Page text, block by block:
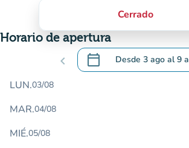
Cerrado
Horario de apertura
chevron_left calendar_today Desde 3 ago al9
.Abra el calendario
LUN.03/08
MAR.04/08
MIÉ.05/08